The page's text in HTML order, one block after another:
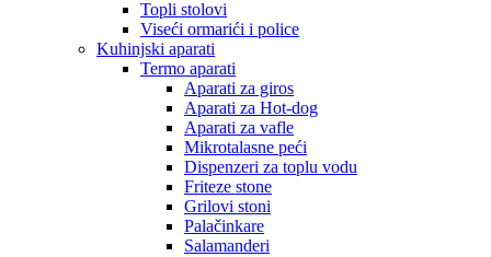
Topli stolovi
Viseći ormarići i police
Kuhinjski aparati
Termo aparati
Aparati za giros
Aparati za Hot-dog
Aparati za vafle
Mikrotalasne peći
Dispenzeri za toplu vodu
Friteze stone
Grilovi stoni
Palačinkare
Salamanderi